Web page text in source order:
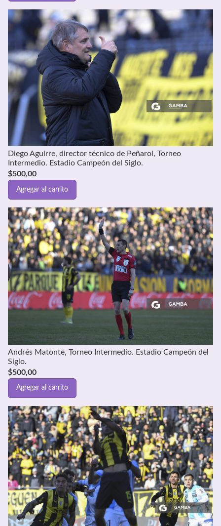
Diego Aguirre, director técnico de Peñarol, Torneo
Intermedio. Estadio Campeón del Siglo.
$500,00
Agregar al carrito
Andrés Matonte, Torneo Intermedio. Estadio Campeón del
Siglo.
$500,00
Agregar al carrito